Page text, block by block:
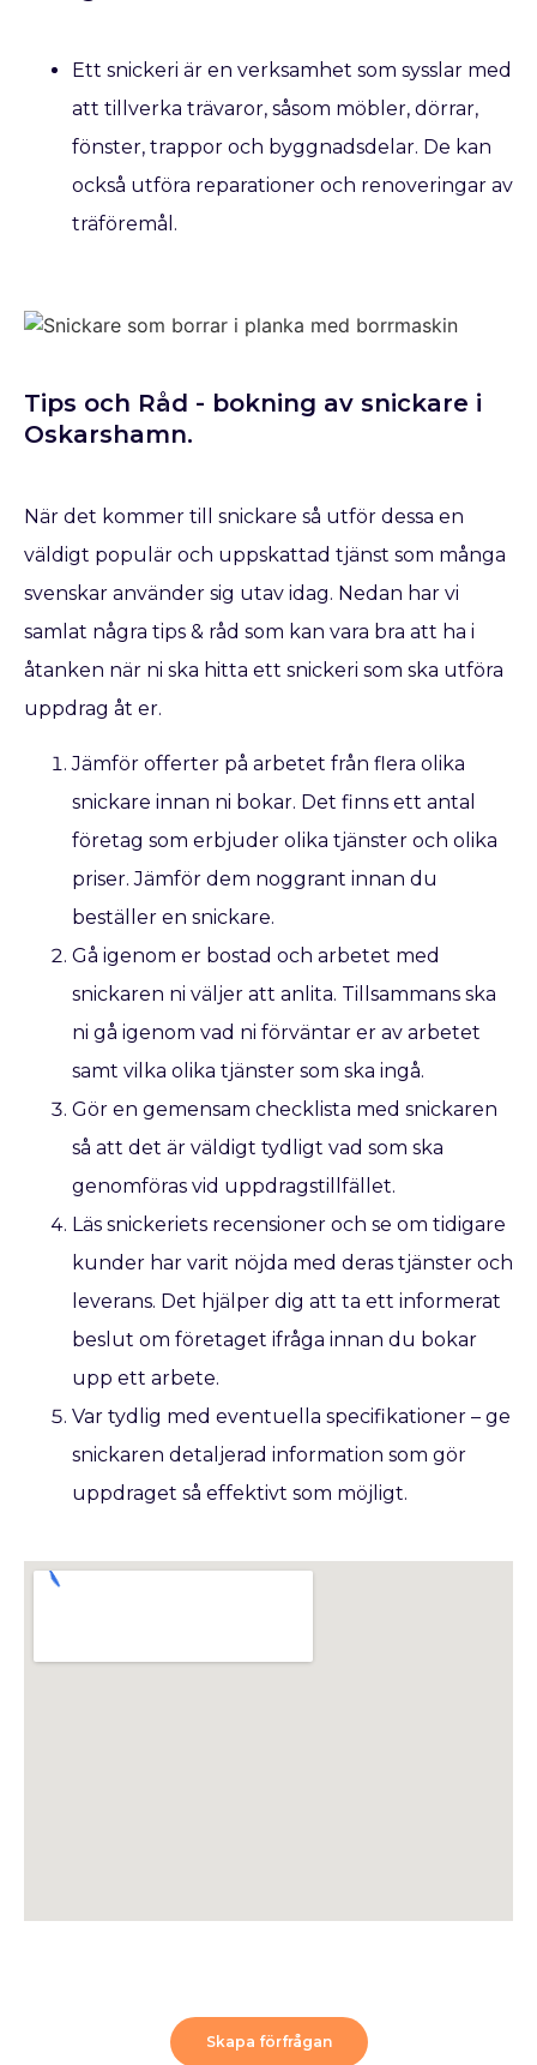
Ett snickeri är en verksamhet som sysslar med
att tillverka trävaror, såsom möbler, dörrar,
fönster, trappor och byggnadsdelar. De kan
också utföra reparationer och renoveringar av
träföremål.
Tips och Råd - bokning av snickare​ i
Oskarshamn.
När det kommer till snickare så utför dessa en
väldigt populär och uppskattad tjänst som många
svenskar använder sig utav idag. Nedan har vi
samlat några tips & råd som kan vara bra att ha i
åtanken när ni ska hitta ett snickeri som ska utföra
uppdrag åt er.
Jämför offerter på arbetet från flera olika
snickare innan ni bokar. Det finns ett antal
företag som erbjuder olika tjänster och olika
priser. Jämför dem noggrant innan du
beställer en snickare.
Gå igenom er bostad och arbetet med
snickaren ni väljer att anlita. Tillsammans ska
ni gå igenom vad ni förväntar er av arbetet
samt vilka olika tjänster som ska ingå.
Gör en gemensam checklista med snickaren
så att det är väldigt tydligt vad som ska
genomföras vid uppdragstillfället.
Läs snickeriets recensioner och se om tidigare
kunder har varit nöjda med deras tjänster och
leverans. Det hjälper dig att ta ett informerat
beslut om företaget ifråga innan du bokar
upp ett arbete.
Var tydlig med eventuella specifikationer – ge
snickaren detaljerad information som gör
uppdraget så effektivt som möjligt.
Skapa förfrågan